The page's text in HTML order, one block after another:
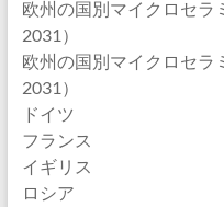
欧州の国別マイクロセラ
2031）
欧州の国別マイクロセラ
2031）
ドイツ
フランス
イギリス
ロシア